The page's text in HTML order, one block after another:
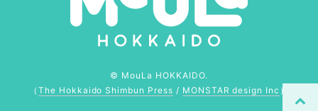
© MouLa HOKKAIDO.
（ The Hokkaido Shimbun Press / MONSTAR design Inc ）